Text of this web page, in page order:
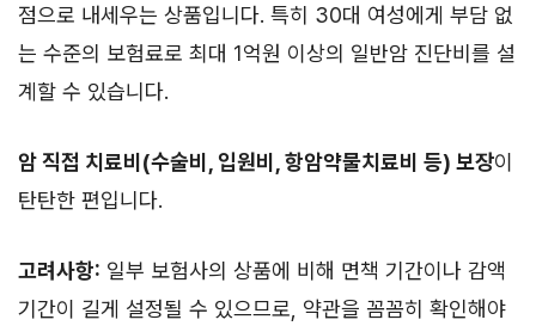
점으로 내세우는 상품입니다. 특히 30대 여성에게 부담 없
는 수준의 보험료로 최대 1억원 이상의 일반암 진단비를 설
계할 수 있습니다.
암 직접 치료비(수술비, 입원비, 항암약물치료비 등) 보장이
탄탄한 편입니다.
고려사항: 일부 보험사의 상품에 비해 면책 기간이나 감액
기간이 길게 설정될 수 있으므로, 약관을 꼼꼼히 확인해야